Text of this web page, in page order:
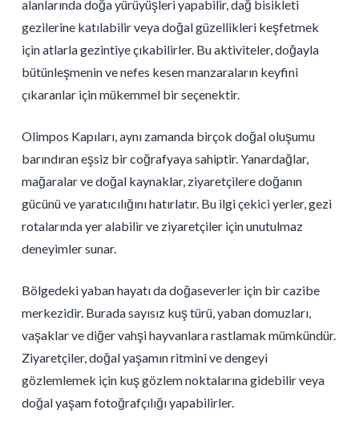
alanlarında doğa yürüyüşleri yapabilir, dağ bisikleti
gezilerine katılabilir veya doğal güzellikleri keşfetmek
için atlarla gezintiye çıkabilirler. Bu aktiviteler, doğayla
bütünleşmenin ve nefes kesen manzaraların keyfini
çıkaranlar için mükemmel bir seçenektir.
Olimpos Kapıları, aynı zamanda birçok doğal oluşumu
barındıran eşsiz bir coğrafyaya sahiptir. Yanardağlar,
mağaralar ve doğal kaynaklar, ziyaretçilere doğanın
gücünü ve yaratıcılığını hatırlatır. Bu ilgi çekici yerler, gezi
rotalarında yer alabilir ve ziyaretçiler için unutulmaz
deneyimler sunar.
Bölgedeki yaban hayatı da doğaseverler için bir cazibe
merkezidir. Burada sayısız kuş türü, yaban domuzları,
vaşaklar ve diğer vahşi hayvanlara rastlamak mümkündür.
Ziyaretçiler, doğal yaşamın ritmini ve dengeyi
gözlemlemek için kuş gözlem noktalarına gidebilir veya
doğal yaşam fotoğrafçılığı yapabilirler.